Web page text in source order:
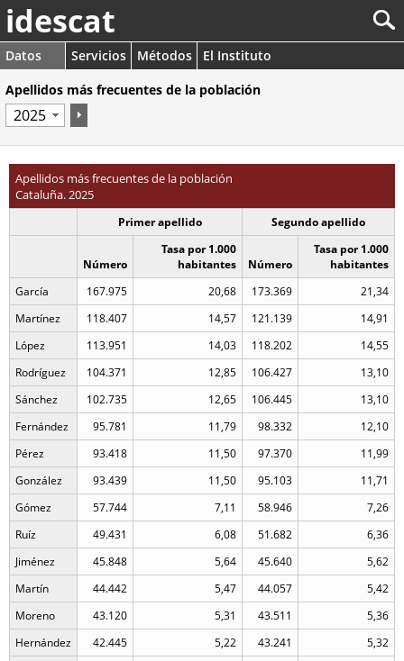
idescat
Datos Servicios Métodos
El Instituto
Apellidos más frecuentes de la población
Apellidos más frecuentes de la población
Cataluña. 2025
Primer apellido Segundo apellido
Número
Tasa por 1.000
habitantes
Número
Tasa por 1.000
habitantes
García
167.975 20,68 173.369
21,34
Martínez
118.407 14,57 121.139
14,91
López
113.951 14,03 118.202
14,55
Rodríguez
104.371 12,85 106.427
13,10
Sánchez
102.735 12,65 106.445
13,10
Fernández
95.781 11,79 98.332
12,10
Pérez
93.418 11,50 97.370
11,99
González
93.439 11,50 95.103
11,71
Gómez
57.744 7,11 58.946
7,26
Ruíz
49.431 6,08 51.682
6,36
Jiménez
45.848 5,64 45.640
5,62
Martín
44.442 5,47 44.057
5,42
Moreno
43.120 5,31 43.511
5,36
Hernández
42.445 5,22 43.241
5,32